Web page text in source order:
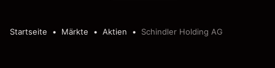
Startseite Märkte Aktien Schindler Holding AG